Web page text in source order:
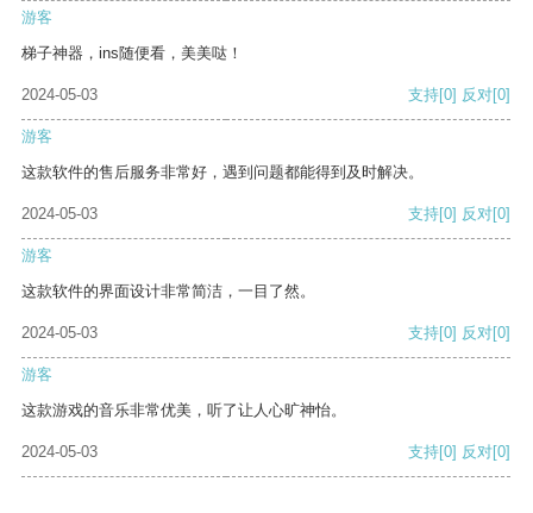
游客
梯子神器，ins随便看，美美哒！
2024-05-03 支持[0] 反对[0]
游客
这款软件的售后服务非常好，遇到问题都能得到及时解决。
2024-05-03 支持[0] 反对[0]
游客
这款软件的界面设计非常简洁，一目了然。
2024-05-03 支持[0] 反对[0]
游客
这款游戏的音乐非常优美，听了让人心旷神怡。
2024-05-03 支持[0] 反对[0]